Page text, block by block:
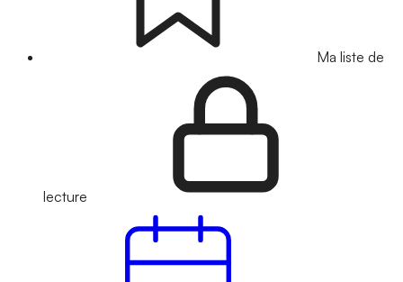
Ma liste de
lecture